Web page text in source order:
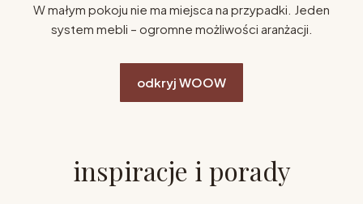
W małym pokoju nie ma miejsca na przypadki. Jeden
system mebli – ogromne możliwości aranżacji.
odkryj WOOW
inspiracje i porady